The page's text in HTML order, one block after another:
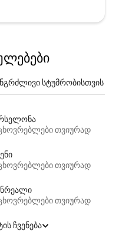
სტუმრობისთვის
თვიურად
თვიურად
თვიურად
ჩვენება